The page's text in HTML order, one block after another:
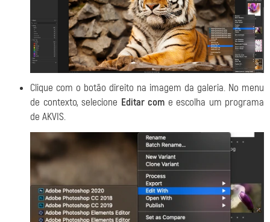
Clique com o botão direito na imagem da galeria. No menu
de contexto, selecione Editar com e escolha um programa
de AKVIS.